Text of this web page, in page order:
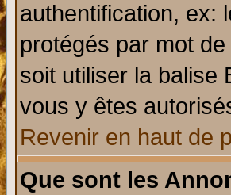
authentification, ex:
protégés par mot
soit utiliser la balise
vous y êtes
Revenir en haut de
Que sont les